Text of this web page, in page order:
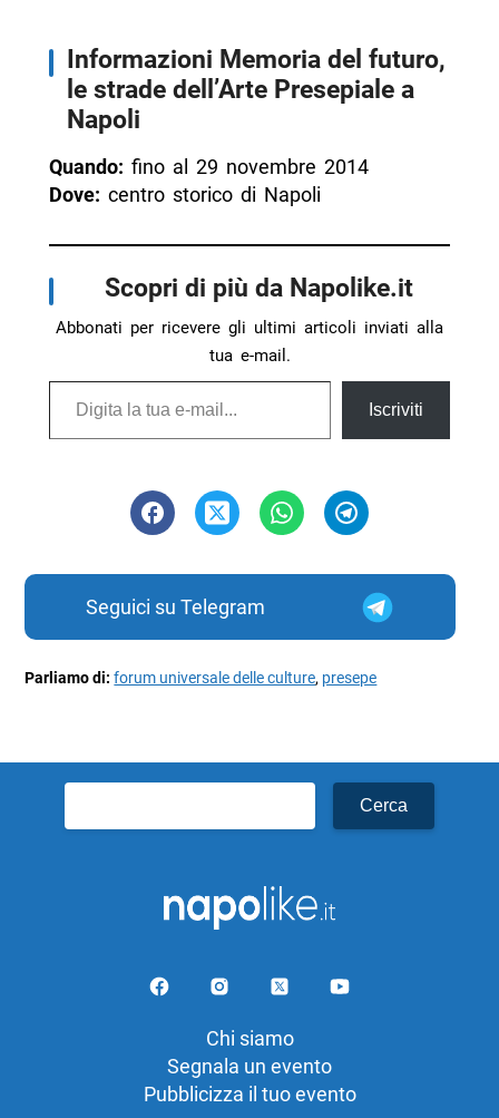
Informazioni Memoria del futuro,
le strade dell’Arte Presepiale a
Napoli
Quando: fino al 29 novembre 2014
Dove: centro storico di Napoli
Scopri di più da Napolike.it
Abbonati per ricevere gli ultimi articoli inviati alla
tua e-mail.
Digita la tua e-mail...
Iscriviti
Seguici su Telegram
Parliamo di:forum universale delle culture, presepe
per:
Chi siamo
Segnala un evento
Pubblicizza il tuo evento